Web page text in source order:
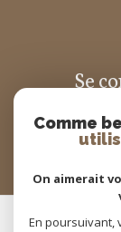
Se
© 2026 |
Comme
On aimerait
En poursuivant,